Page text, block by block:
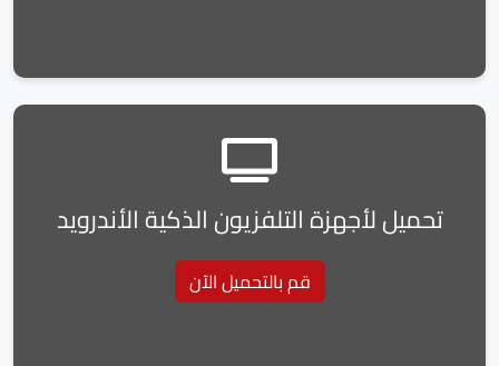
تحميل لأجهزة التلفزيون الذكية الأندرويد
قم بالتحميل الآن